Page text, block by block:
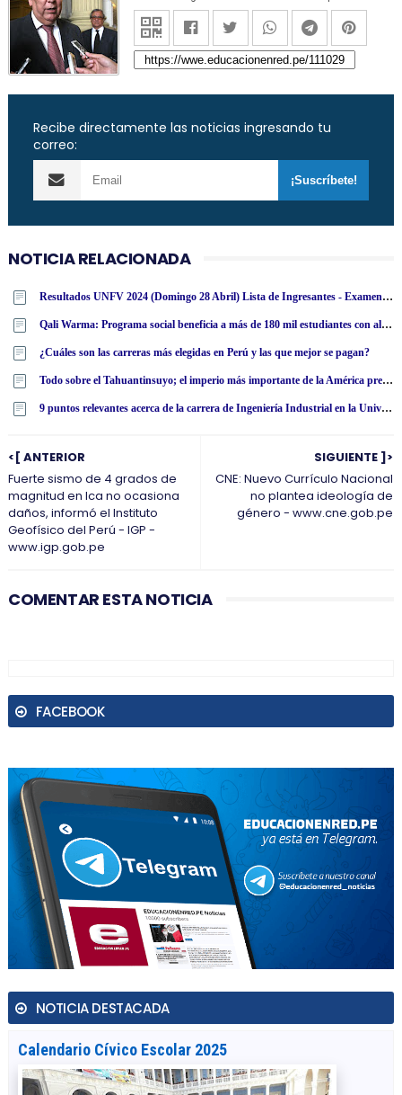
Recibe directamente las noticias ingresando tu
correo:
NOTICIA RELACIONADA
Resultados UNFV 2024 (Domingo 28 Abril) Lista de Ingresantes - Examen Admisión Ordinario y Extraordinario - Universidad Nacional Federico Villarreal - www·unfv·edu·pe
Qali Warma: Programa social beneficia a más de 180 mil estudiantes con alimentos nutritivos en San Martín
¿Cuáles son las carreras más elegidas en Perú y las que mejor se pagan?
Todo sobre el Tahuantinsuyo; el imperio más importante de la América precolombina
9 puntos relevantes acerca de la carrera de Ingeniería Industrial en la Universidad Tecnológica Latinoamericana en línea
SIGUIENTE ]>
CNE: Nuevo Currículo Nacional
no plantea ideología de
género - www.cne.gob.pe
<[ ANTERIOR
Fuerte sismo de 4 grados de
magnitud en Ica no ocasiona
daños, informó el Instituto
Geofísico del Perú - IGP -
www.igp.gob.pe
COMENTAR ESTA NOTICIA
FACEBOOK
NOTICIA DESTACADA
Calendario Cívico Escolar 2025